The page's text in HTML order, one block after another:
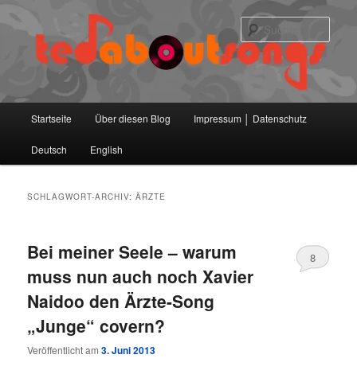
springen
springen
Startseite Über diesen Blog Impressum │ Datenschutz
Deutsch English
SCHLAGWORT-ARCHIV:ÄRZTE
Bei meiner Seele – warum
muss nun auch noch Xavier
Naidoo den Ärzte-Song
„Junge“ covern?
Veröffentlicht am3. Juni 2013
8